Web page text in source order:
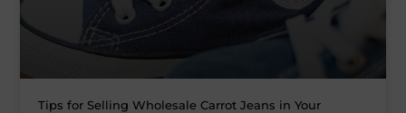
Tips for Selling Wholesale Carrot Jeans in Your